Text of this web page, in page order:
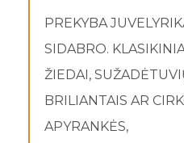
PREKYBA
SIDABRO.
ŽIEDAI,
BRILIANTAIS AR
APYRANKĖS,